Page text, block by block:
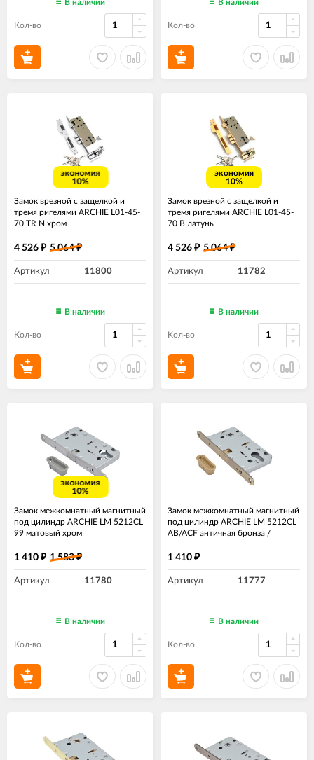
В наличии
Кол-во
В наличии
Кол-во
экономия
10%
Замок врезной с защелкой и
тремя ригелями ARCHIE L01-45-
70 TR N хром
4 526 ₽ 5 064₽
Артикул 11800
В наличии
Кол-во
экономия
10%
Замок врезной с защелкой и
тремя ригелями ARCHIE L01-45-
70 В латунь
4 526 ₽ 5 064₽
Артикул 11782
В наличии
Кол-во
экономия
10%
Замок межкомнатный магнитный
под цилиндр ARCHIE LM 5212CL
99 матовый хром
1 410 ₽ 1 583₽
Артикул 11780
В наличии
Кол-во
Замок межкомнатный магнитный
под цилиндр ARCHIE LM 5212CL
AB/ACF античная бронза /
1 410 ₽
Артикул 11777
В наличии
Кол-во